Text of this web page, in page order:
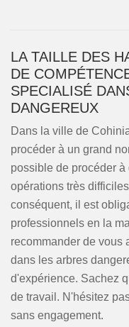
LA TAILLE DES
DE
SPECIALISÉ
DANGEREUX
Dans la ville de
procéder à un grand
possible de procéder
opérations très
conséquent, il est
professionnels en la
recommander de vous
dans les arbres
d'expérience. Sachez
de travail. N'hésitez
sans engagement.